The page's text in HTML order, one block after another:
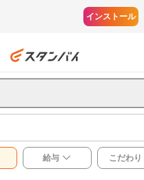
インストール
給与 こだわり